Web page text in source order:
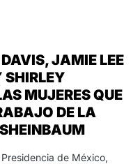
JAMIE LEE
SHIRLEY
MUJERES QUE
DE LA
de México,